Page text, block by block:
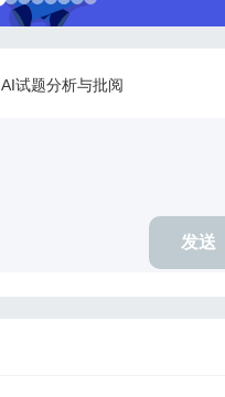
AI试题分析与批阅
发送